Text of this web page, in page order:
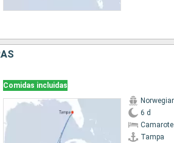
Comidas incluidas
6 d
Tampa